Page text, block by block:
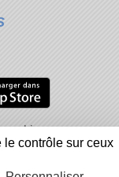
cookies
inapproprié
contrôle sur ceux